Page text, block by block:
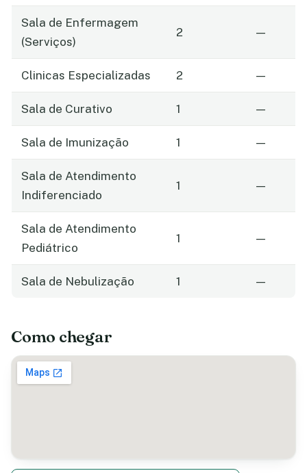
Sala de Enfermagem
(Serviços)
2 —
Clinicas Especializadas 2 —
Sala de Curativo 1 —
Sala de Imunização 1 —
Sala de Atendimento
Indiferenciado
1 —
Sala de Atendimento
Pediátrico
1 —
Sala de Nebulização 1 —
Como chegar